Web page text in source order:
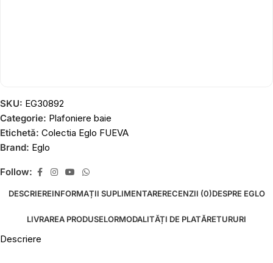
SKU: EG30892
Categorie: Plafoniere baie
Etichetă: Colectia Eglo FUEVA
Brand: Eglo
Follow:
DESCRIEREINFORMAȚII SUPLIMENTARERECENZII (0)DESPRE EGLO
LIVRAREA PRODUSELORMODALITĂȚI DE PLATĂRETURURI
Descriere